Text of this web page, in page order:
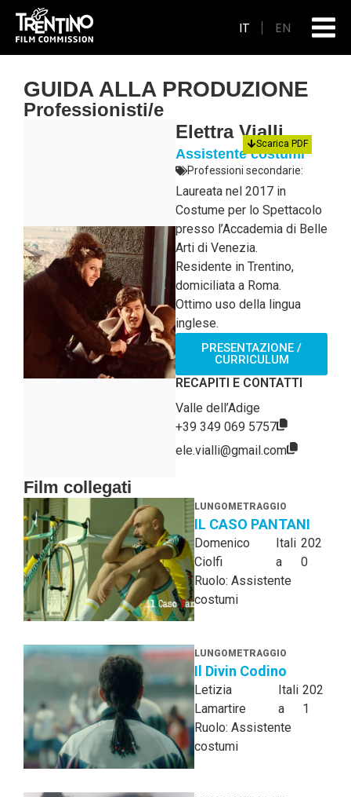
IT EN
GUIDA ALLA PRODUZIONE
Professionisti/e
Scarica PDF
Elettra Vialli
Assistente costumi
Professioni secondarie:
Laureata nel 2017 in
Costume per lo Spettacolo
presso l’Accademia di Belle
Arti di Venezia.
Residente in Trentino,
domiciliata a Roma.
Ottimo uso della lingua
inglese.
PRESENTAZIONE /
CURRICULUM
RECAPITI E CONTATTI
Valle dell’Adige
+39 349 069 5757
ele.vialli@gmail.com
Film collegati
LUNGOMETRAGGIO
IL CASO PANTANI
Domenico
Ciolfi
Itali
a
202
0
Ruolo: Assistente
costumi
LUNGOMETRAGGIO
Il Divin Codino
Letizia
Lamartire
Itali
a
202
1
Ruolo: Assistente
costumi